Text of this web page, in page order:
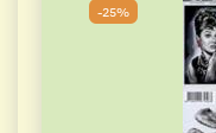
-25%